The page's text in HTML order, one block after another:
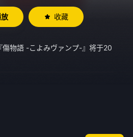
收藏
物語 -こよみヴァンプ-』将于20